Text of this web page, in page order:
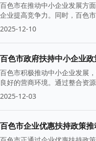
百色市在推动中小企业发展方
企业提高竞争力。同时，百色
2025-12-10
百色市政府扶持中小企业政
百色市积极推动中小企业发展
良好的营商环境。通过整合资
2025-12-03
百色市企业优惠扶持政策